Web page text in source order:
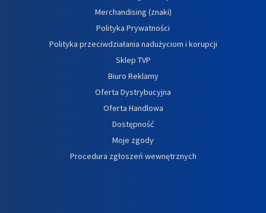
Merchandising (znaki)
Polityka Prywatności
Polityka przeciwdziałania nadużyciom i korupcji
Sklep TVP
Biuro Reklamy
Oferta Dystrybucyjna
Oferta Handlowa
Dostępność
Moje zgody
Procedura zgłoszeń wewnętrznych